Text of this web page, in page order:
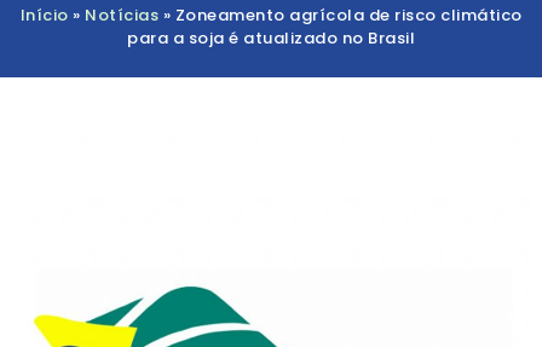
Início » Notícias » Zoneamento agrícola de risco climático
para a soja é atualizado no Brasil